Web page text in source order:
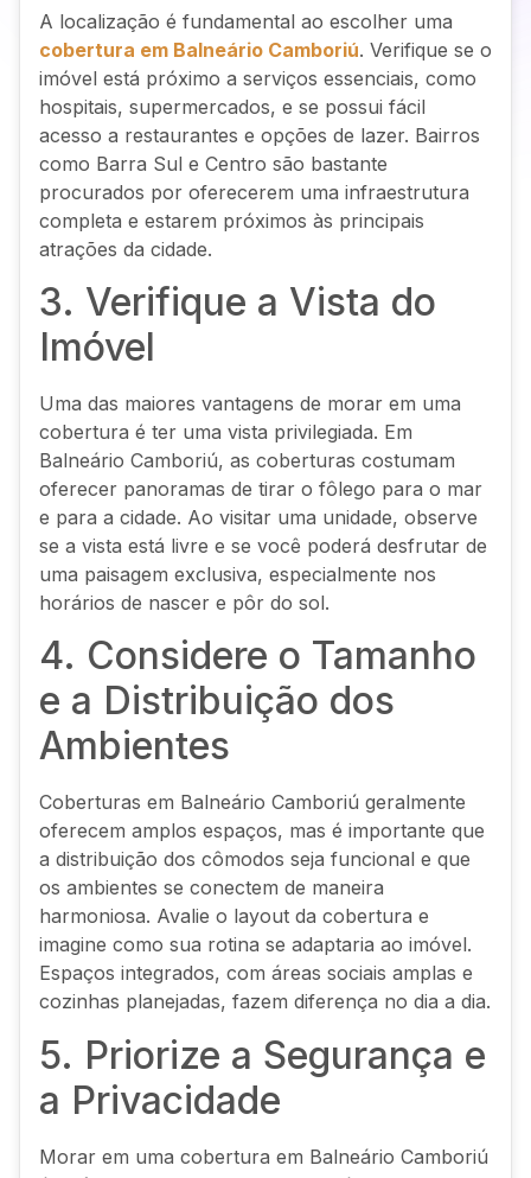
A localização é fundamental ao escolher uma
cobertura em Balneário Camboriú. Verifique se o
imóvel está próximo a serviços essenciais, como
hospitais, supermercados, e se possui fácil
acesso a restaurantes e opções de lazer. Bairros
como Barra Sul e Centro são bastante
procurados por oferecerem uma infraestrutura
completa e estarem próximos às principais
atrações da cidade.
3. Verifique a Vista do
Imóvel
Uma das maiores vantagens de morar em uma
cobertura é ter uma vista privilegiada. Em
Balneário Camboriú, as coberturas costumam
oferecer panoramas de tirar o fôlego para o mar
e para a cidade. Ao visitar uma unidade, observe
se a vista está livre e se você poderá desfrutar de
uma paisagem exclusiva, especialmente nos
horários de nascer e pôr do sol.
4. Considere o Tamanho
e a Distribuição dos
Ambientes
Coberturas em Balneário Camboriú geralmente
oferecem amplos espaços, mas é importante que
a distribuição dos cômodos seja funcional e que
os ambientes se conectem de maneira
harmoniosa. Avalie o layout da cobertura e
imagine como sua rotina se adaptaria ao imóvel.
Espaços integrados, com áreas sociais amplas e
cozinhas planejadas, fazem diferença no dia a dia.
5. Priorize a Segurança e
a Privacidade
Morar em uma cobertura em Balneário Camboriú